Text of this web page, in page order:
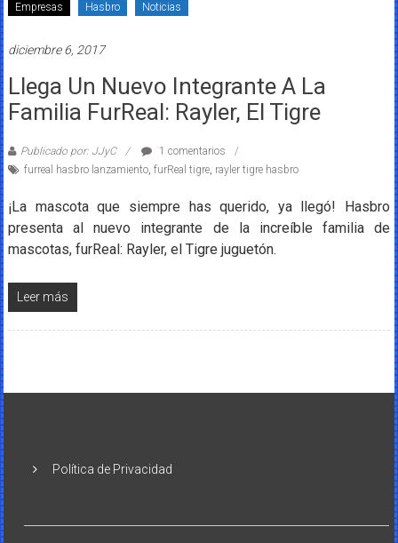
Noticias
entretenimiento
para
coleccionistas.
Empresas Hasbro Noticias
diciembre 6, 2017
Llega Un Nuevo Integrante A La
Familia FurReal: Rayler, El Tigre
Publicado por: JJyC
1 comentarios
furreal hasbro lanzamiento, furReal tigre, rayler tigre hasbro
¡La mascota que siempre has querido, ya llegó! Hasbro
presenta al nuevo integrante de la increíble familia de
mascotas, furReal: Rayler, el Tigre juguetón.
Leer más
Política de Privacidad